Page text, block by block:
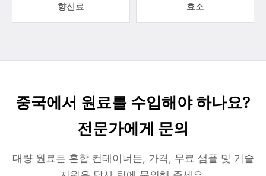
향신료 효소
중국에서 원료를 수입해야 하나요?
전문가에게 문의
대량 원료든 혼합 컨테이너든, 가격, 무료 샘플 및 기술